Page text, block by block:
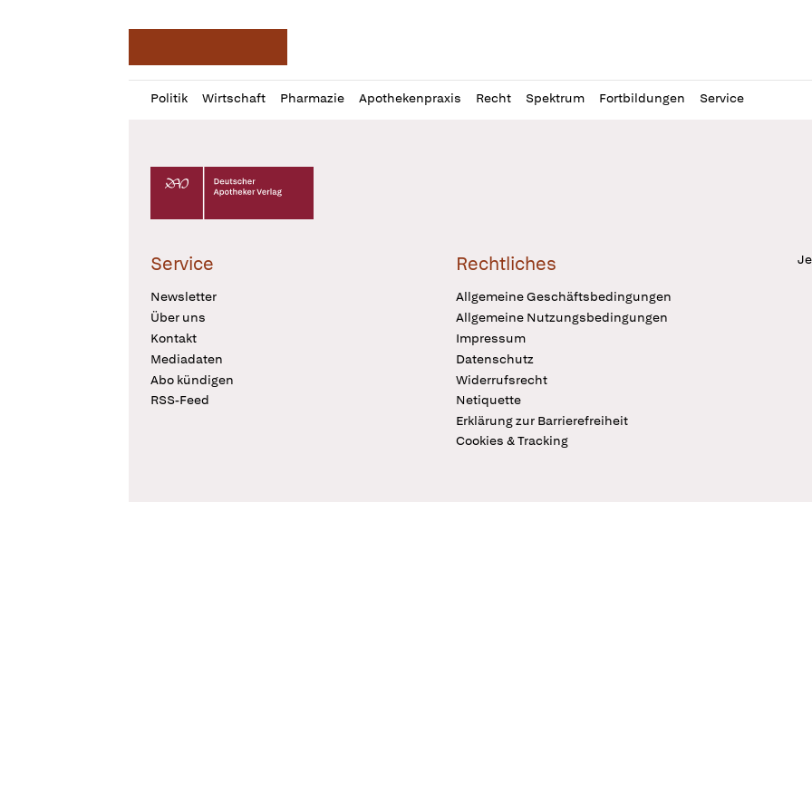
Politik Wirtschaft Pharmazie Apothekenpraxis Recht Spektrum Fortbildungen Service
Profil
öffnen
Daz
Pur
Deutscher Apotheker Verlag Logo
Service
Newsletter
Über uns
Kontakt
Mediadaten
Abo kündigen
RSS-Feed
Rechtliches
Allgemeine Geschäftsbedingungen
Allgemeine Nutzungsbedingungen
Impressum
Datenschutz
Widerrufsrecht
Netiquette
Erklärung zur Barrierefreiheit
Cookies & Tracking